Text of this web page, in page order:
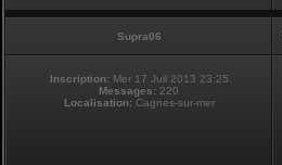
Supra06
Inscription: Mer 17 Juil 2013 23:25
Messages: 220
Localisation:Cagnes-sur-mer